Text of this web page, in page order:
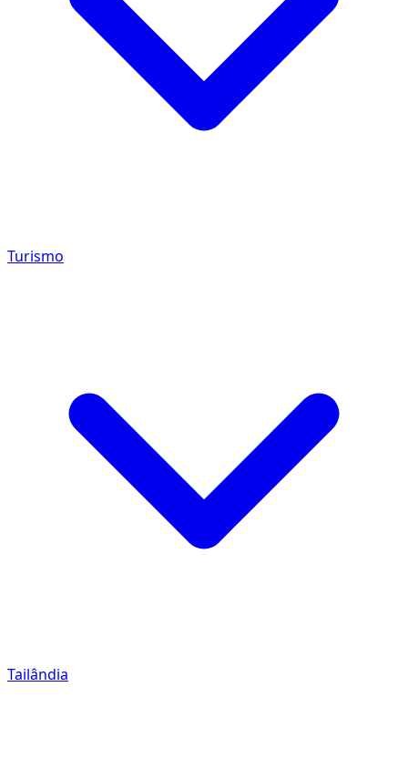
Turismo
Tailândia